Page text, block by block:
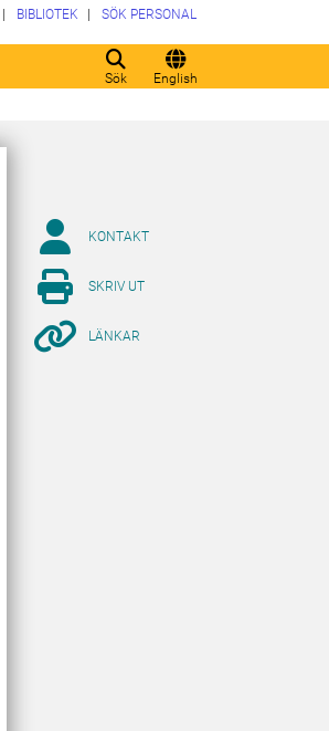
Sök English
BIBLIOTEK SÖK PERSONAL
KONTAKT
SKRIV UT
LÄNKAR